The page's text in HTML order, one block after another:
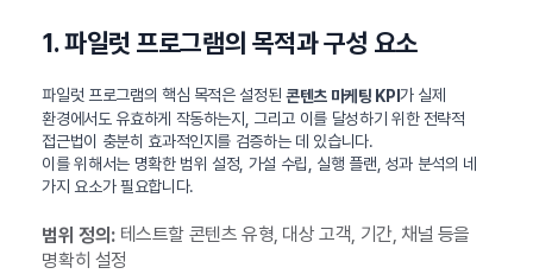
1. 파일럿 프로그램의 목적과 구성 요소
파일럿 프로그램의 핵심 목적은 설정된콘텐츠 마케팅 KPI가 실제
환경에서도 유효하게 작동하는지, 그리고 이를 달성하기 위한 전략적
접근법이 충분히 효과적인지를 검증하는 데 있습니다.
이를 위해서는 명확한 범위 설정, 가설 수립, 실행 플랜, 성과 분석의 네
가지 요소가 필요합니다.
범위 정의:테스트할 콘텐츠 유형, 대상 고객, 기간, 채널 등을
명확히 설정